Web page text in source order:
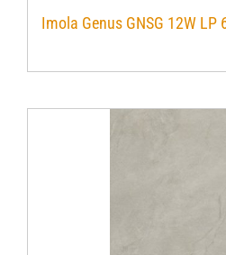
Imola Genus GNSG 12W LP